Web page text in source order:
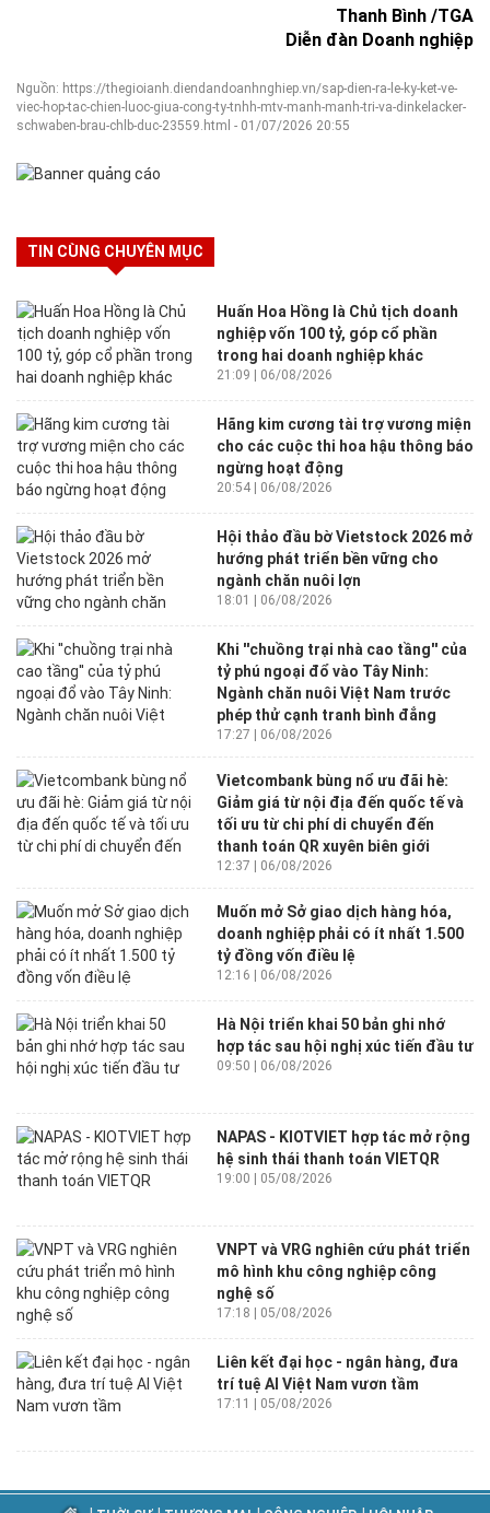
Thanh Bình /TGA
Diễn đàn Doanh nghiệp
Nguồn: https://thegioianh.diendandoanhnghiep.vn/sap-dien-ra-le-ky-ket-ve-
viec-hop-tac-chien-luoc-giua-cong-ty-tnhh-mtv-manh-manh-tri-va-dinkelacker-
schwaben-brau-chlb-duc-23559.html - 01/07/2026 20:55
TIN CÙNG CHUYÊN MỤC
Huấn Hoa Hồng là Chủ tịch doanh
nghiệp vốn 100 tỷ, góp cổ phần
trong hai doanh nghiệp khác
21:09 | 06/08/2026
Hãng kim cương tài trợ vương miện
cho các cuộc thi hoa hậu thông báo
ngừng hoạt động
20:54 | 06/08/2026
Hội thảo đầu bờ Vietstock 2026 mở
hướng phát triển bền vững cho
ngành chăn nuôi lợn
18:01 | 06/08/2026
Khi ''chuồng trại nhà cao tầng'' của
tỷ phú ngoại đổ vào Tây Ninh:
Ngành chăn nuôi Việt Nam trước
phép thử cạnh tranh bình đẳng
17:27 | 06/08/2026
Vietcombank bùng nổ ưu đãi hè:
Giảm giá từ nội địa đến quốc tế và
tối ưu từ chi phí di chuyển đến
thanh toán QR xuyên biên giới
12:37 | 06/08/2026
Muốn mở Sở giao dịch hàng hóa,
doanh nghiệp phải có ít nhất 1.500
tỷ đồng vốn điều lệ
12:16 | 06/08/2026
Hà Nội triển khai 50 bản ghi nhớ
hợp tác sau hội nghị xúc tiến đầu tư
09:50 | 06/08/2026
NAPAS - KIOTVIET hợp tác mở rộng
hệ sinh thái thanh toán VIETQR
19:00 | 05/08/2026
VNPT và VRG nghiên cứu phát triển
mô hình khu công nghiệp công
nghệ số
17:18 | 05/08/2026
Liên kết đại học - ngân hàng, đưa
trí tuệ AI Việt Nam vươn tầm
17:11 | 05/08/2026